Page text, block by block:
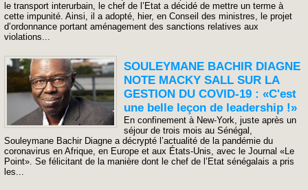
le transport interurbain, le chef de l’Etat a décidé de mettre un terme à
cette impunité. Ainsi, il a adopté, hier, en Conseil des ministres, le projet
d’ordonnance portant aménagement des sanctions relatives aux
violations...
SOULEYMANE BACHIR DIAGNE
NOTE MACKY SALL SUR LA
GESTION DU COVID-19 : «C'est
une belle leçon de leadership !»
En confinement à New-York, juste après un
séjour de trois mois au Sénégal,
Souleymane Bachir Diagne a décrypté l’actualité de la pandémie du
coronavirus en Afrique, en Europe et aux États-Unis, avec le Journal «Le
Point». Se félicitant de la manière dont le chef de l’Etat sénégalais a pris
les...